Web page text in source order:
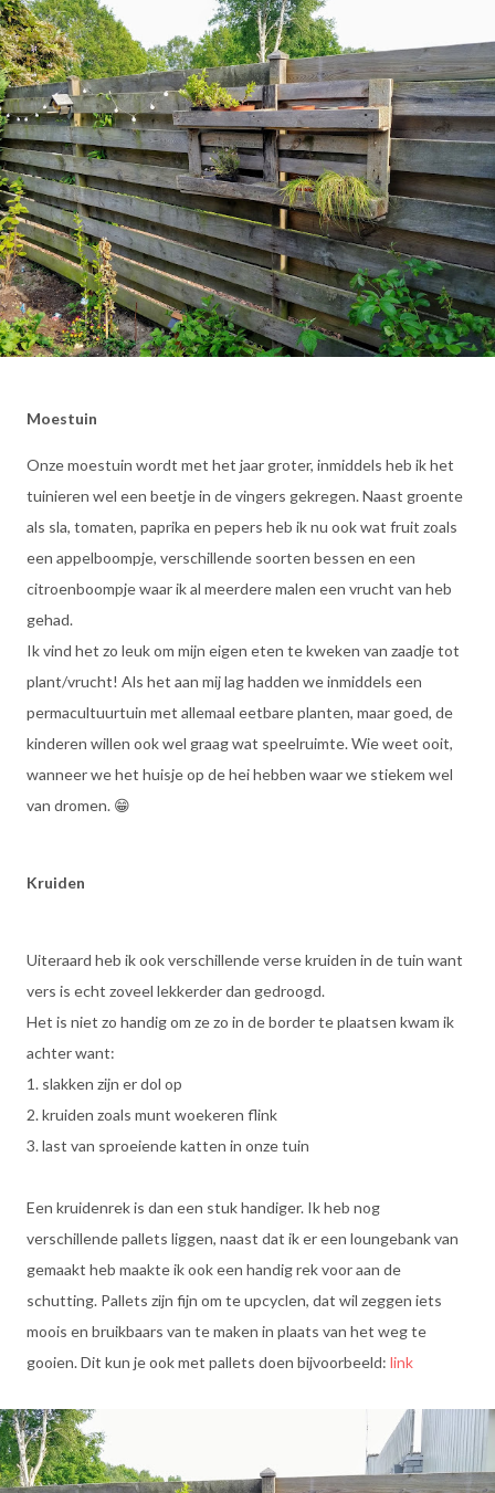
Moestuin
Onze moestuin wordt met het jaar groter, inmiddels heb ik het
tuinieren wel een beetje in de vingers gekregen. Naast groente
als sla, tomaten, paprika en pepers heb ik nu ook wat fruit zoals
een appelboompje, verschillende soorten bessen en een
citroenboompje waar ik al meerdere malen een vrucht van heb
gehad.
Ik vind het zo leuk om mijn eigen eten te kweken van zaadje tot
plant/vrucht! Als het aan mij lag hadden we inmiddels een
permacultuurtuin met allemaal eetbare planten, maar goed, de
kinderen willen ook wel graag wat speelruimte. Wie weet ooit,
wanneer we het huisje op de hei hebben waar we stiekem wel
van dromen. 😁
Kruiden
Uiteraard heb ik ook verschillende verse kruiden in de tuin want
vers is echt zoveel lekkerder dan gedroogd.
Het is niet zo handig om ze zo in de border te plaatsen kwam ik
achter want:
1. slakken zijn er dol op
2. kruiden zoals munt woekeren flink
3. last van sproeiende katten in onze tuin
Een kruidenrek is dan een stuk handiger. Ik heb nog
verschillende pallets liggen, naast dat ik er een loungebank van
gemaakt heb maakte ik ook een handig rek voor aan de
schutting. Pallets zijn fijn om te upcyclen, dat wil zeggen iets
moois en bruikbaars van te maken in plaats van het weg te
gooien. Dit kun je ook met pallets doen bijvoorbeeld: link